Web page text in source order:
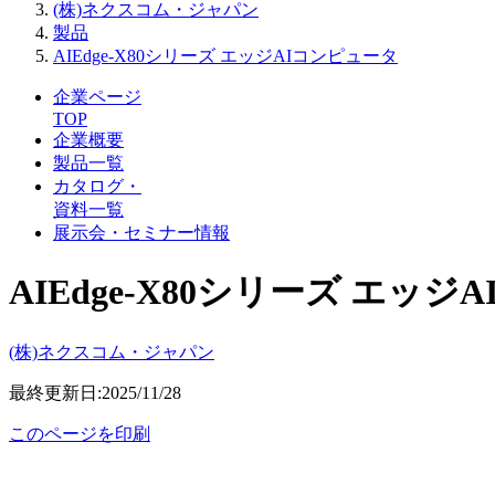
(株)ネクスコム・ジャパン
製品
AIEdge-X80シリーズ エッジAIコンピュータ
企業ページ
TOP
企業概要
製品一覧
カタログ・
資料一覧
展示会・セミナー情報
AIEdge-X80シリーズ エッジ
(株)ネクスコム・ジャパン
最終更新日:2025/11/28
このページを印刷